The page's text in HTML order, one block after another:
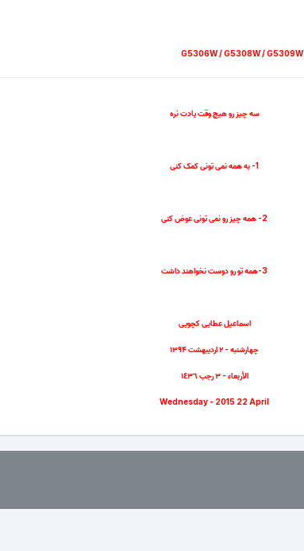
G5306W / G5308W / G5309W
سه چیز رو هیچ وقت یادت نره
1- به همه نمی تونی کمک کنی
2- همه چیز رو نمی تونی عوض کنی
3-همه تو رو دوست نخواهند داشت
اسماعیل عطایی کچویی
چهارشنبه - ۲ اردیبهشت ۱۳۹۴
الأربعاء - ٣ رجب ١٤٣٦
Wednesday - 2015 22 April